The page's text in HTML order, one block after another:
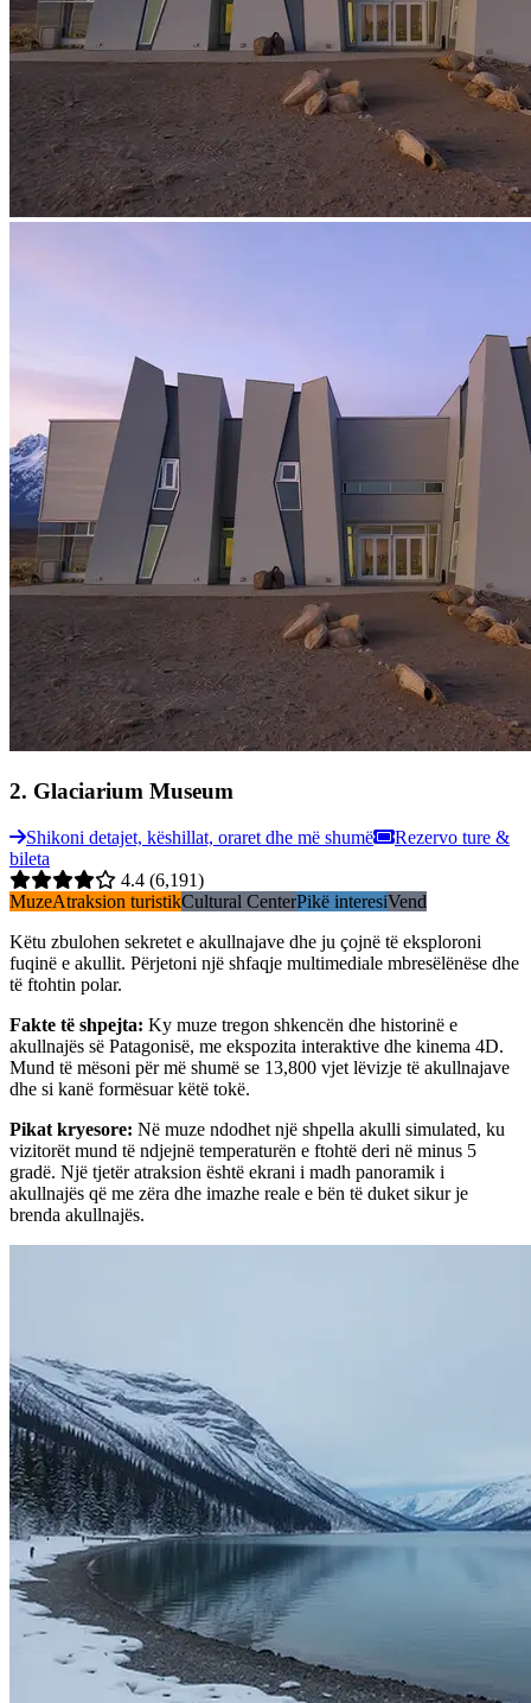
2. Glaciarium Museum
Shikoni detajet, këshillat, oraret dhe më shumë
Rezervo ture &
bileta
4.4 (6,191)
MuzeAtraksion turistikCultural CenterPikë interesiVend
Këtu zbulohen sekretet e akullnajave dhe ju çojnë të eksploroni
fuqinë e akullit. Përjetoni një shfaqje multimediale mbresëlënëse dhe
të ftohtin polar.
Fakte të shpejta: Ky muze tregon shkencën dhe historinë e
akullnajës së Patagonisë, me ekspozita interaktive dhe kinema 4D.
Mund të mësoni për më shumë se 13,800 vjet lëvizje të akullnajave
dhe si kanë formësuar këtë tokë.
Pikat kryesore: Në muze ndodhet një shpella akulli simulated, ku
vizitorët mund të ndjejnë temperaturën e ftohtë deri në minus 5
gradë. Një tjetër atraksion është ekrani i madh panoramik i
akullnajës që me zëra dhe imazhe reale e bën të duket sikur je
brenda akullnajës.